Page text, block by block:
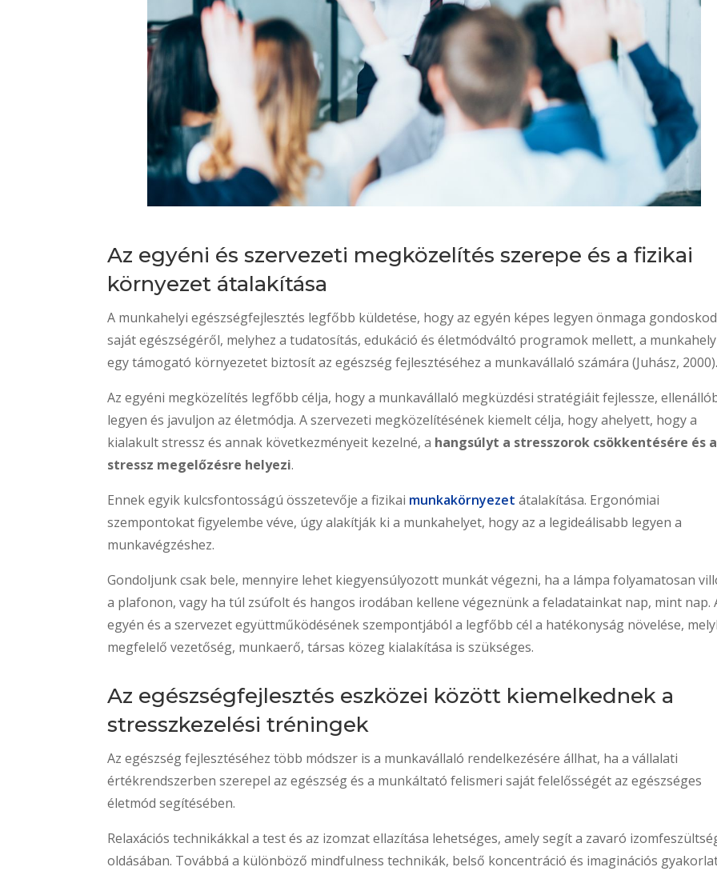
Az egyéni és szervezeti megközelítés szerepe és a fizikai
környezet átalakítása
A munkahelyi egészségfejlesztés legfőbb küldetése, hogy az egyén képes legyen önmaga
saját egészségéről, melyhez a tudatosítás, edukáció és életmódváltó programok mellett, a munkahely
egy támogató környezetet biztosít az egészség fejlesztéséhez a munkavállaló számára (Juhász,
Az egyéni megközelítés legfőbb célja, hogy a munkavállaló megküzdési stratégiáit fejlessze,
legyen és javuljon az életmódja. A szervezeti megközelítésének kiemelt célja, hogy ahelyett, hogy a
kialakult stressz és annak következményeit kezelné, a hangsúlyt a stresszorok csökkentésére és a
stressz megelőzésre helyezi.
Ennek egyik kulcsfontosságú összetevője a fizikai munkakörnyezet átalakítása. Ergonómiai
szempontokat figyelembe véve, úgy alakítják ki a munkahelyet, hogy az a legideálisabb legyen a
munkavégzéshez.
Gondoljunk csak bele, mennyire lehet kiegyensúlyozott munkát végezni, ha a lámpa folyamatosan
a plafonon, vagy ha túl zsúfolt és hangos irodában kellene végeznünk a feladatainkat nap, mint nap.
egyén és a szervezet együttműködésének szempontjából a legfőbb cél a hatékonyság növelése,
megfelelő vezetőség, munkaerő, társas közeg kialakítása is szükséges.
Az egészségfejlesztés eszközei között kiemelkednek a
stresszkezelési tréningek
Az egészség fejlesztéséhez több módszer is a munkavállaló rendelkezésére állhat, ha a vállalati
értékrendszerben szerepel az egészség és a munkáltató felismeri saját felelősségét az egészséges
életmód segítésében.
Relaxációs technikákkal a test és az izomzat ellazítása lehetséges, amely segít a zavaró
oldásában. Továbbá a különböző mindfulness technikák, belső koncentráció és imaginációs